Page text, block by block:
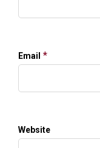
Email *
Website